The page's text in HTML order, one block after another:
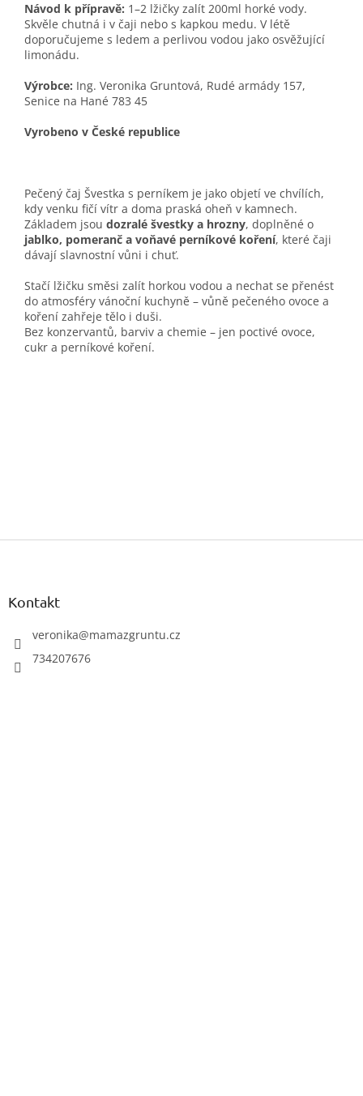
Návod k přípravě: 1–2 lžičky zalít 200ml horké vody.
Skvěle chutná i v čaji nebo s kapkou medu. V létě
doporučujeme s ledem a perlivou vodou jako osvěžující
limonádu.
Výrobce: Ing. Veronika Gruntová, Rudé armády 157,
Senice na Hané 783 45
Vyrobeno v České republice
Pečený čaj Švestka s perníkem je jako objetí ve chvílích,
kdy venku fičí vítr a doma praská oheň v kamnech.
Základem jsou dozralé švestky a hrozny, doplněné o
jablko, pomeranč a voňavé perníkové koření, které čaji
dávají slavnostní vůni i chuť.
Stačí lžičku směsi zalít horkou vodou a nechat se přenést
do atmosféry vánoční kuchyně – vůně pečeného ovoce a
koření zahřeje tělo i duši.
Bez konzervantů, barviv a chemie – jen poctivé ovoce,
cukr a perníkové koření.
Z
Kontakt
veronika@mamazgruntu.cz
734207676